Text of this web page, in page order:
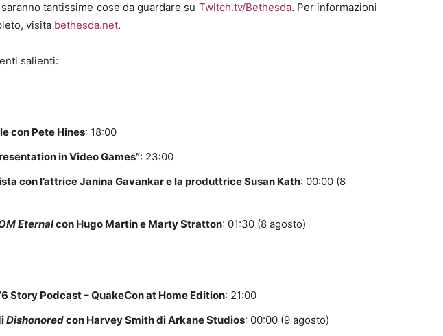
tantissime cose da guardare su Twitch.tv/Bethesda. Per informazioni
visita bethesda.net.
salienti:
con Pete Hines: 18:00
in Video Games”: 23:00
con l’attrice Janina Gavankar e la produttrice Susan Kath: 00:00 (8
Eternalcon Hugo Martin e Marty Stratton: 01:30 (8 agosto)
Story Podcast – QuakeCon at Home Edition: 21:00
Dishonoredcon Harvey Smith di Arkane Studios: 00:00 (9 agosto)